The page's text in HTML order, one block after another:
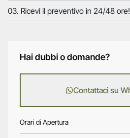
03. Ricevi il preventivo in 24/48 ore!
Hai dubbi o domande?
Contattaci su
Orari di Apertura